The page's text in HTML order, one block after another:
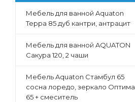
Мебель для ванной Aquaton
Терра 85 дуб кантри, антрацит
Мебель для ванной AQUATON
Сакура 120, 2 чаши
Мебель Aquaton Стамбул 65
сосна лоредо, зеркало Оптима
65 + смеситель